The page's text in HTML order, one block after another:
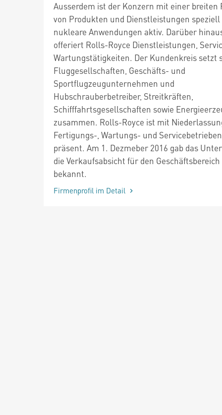
Ausserdem ist der Konzern mit einer breiten
von Produkten und Dienstleistungen
nukleare Anwendungen aktiv. Darüber
offeriert Rolls-Royce Dienstleistungen,
Wartungstätigkeiten. Der Kundenkreis setzt
Fluggesellschaften, Geschäfts- und
Sportflugzeugunternehmen und
Hubschrauberbetreiber, Streitkräften,
Schifffahrtsgesellschaften sowie
zusammen. Rolls-Royce ist mit
Fertigungs-, Wartungs- und
präsent. Am 1. Dezmeber 2016 gab das
die Verkaufsabsicht für den
bekannt.
Firmenprofil im Detail